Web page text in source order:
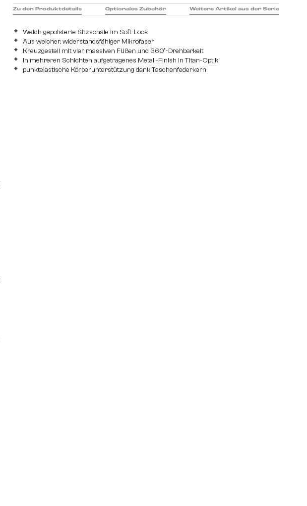
Weich gepolsterte Sitzschale im Soft-Look
Aus weicher, widerstandsfähiger Mikrofaser
Kreuzgestell mit vier massiven Füßen und 360°-Drehbarkeit
In mehreren Schichten aufgetragenes Metall-Finish in Titan-Optik
punktelastische Körperunterstützung dank Taschenfederkern
Zu den Produktdetails Optionales Zubehör Weitere Artikel aus der Serie